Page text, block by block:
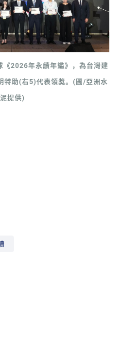
《2026年永續年鑑》，為台灣建
特助(右5)代表領獎。(圖/亞洲水
泥提供)